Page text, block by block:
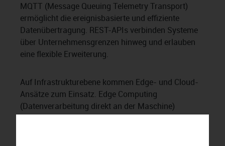
MQTT (Message Queuing Telemetry Transport)
ermöglicht die ereignisbasierte und effiziente
Datenübertragung. REST-APIs verbinden Systeme
über Unternehmensgrenzen hinweg und erlauben
eine flexible Erweiterung.
Auf Infrastrukturebene kommen Edge- und Cloud-
Ansätze zum Einsatz. Edge Computing
(Datenverarbeitung direkt an der Maschine)
reduziert Latenzen und entlastet zentrale Systeme.